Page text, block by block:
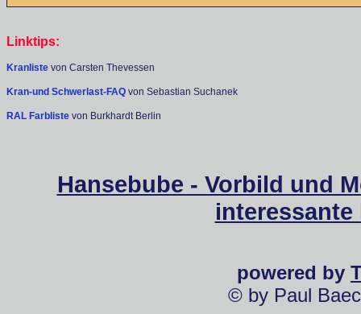
Linktips:
Kranliste von Carsten Thevessen
Kran-und Schwerlast-FAQ von Sebastian Suchanek
RAL Farbliste von Burkhardt Berlin
Hansebube - Vorbild und
powered by
© by Paul